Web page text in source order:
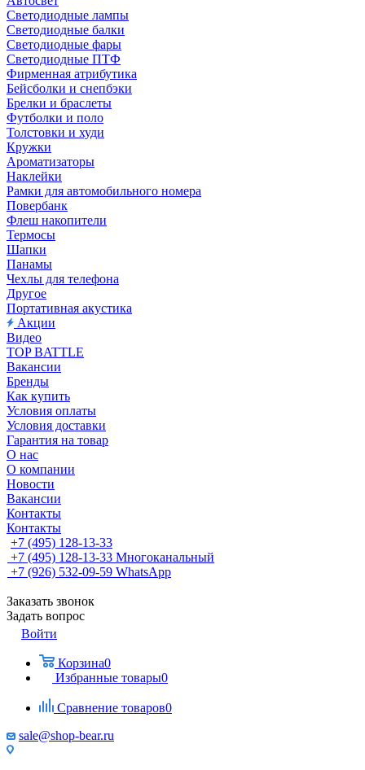
Светодиодные лампы
Светодиодные балки
Светодиодные фары
Светодиодные ПТФ
Фирменная атрибутика
Бейсболки и снепбэки
Брелки и браслеты
Футболки и поло
Толстовки и худи
Кружки
Ароматизаторы
Наклейки
Рамки для автомобильного номера
Повербанк
Флеш накопители
Термосы
Шапки
Панамы
Чехлы для телефона
Другое
Портативная акустика
Акции
Видео
TOP BATTLE
Вакансии
Бренды
Как купить
Условия оплаты
Условия доставки
Гарантия на товар
О нас
О компании
Новости
Вакансии
Контакты
Контакты
+7 (495) 128-13-33
+7 (495) 128-13-33 Многоканальный
+7 (926) 532-09-59 WhatsApp
Заказать звонок
Задать вопрос
Войти
Корзина0
Избранные товары0
Сравнение товаров0
sale@shop-bear.ru